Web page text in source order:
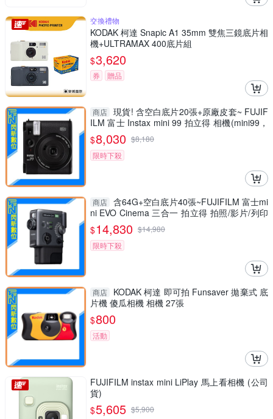
交換禮物
KODAK 柯達 Snapic A1 35mm 雙焦三鏡底片相
機+ULTRAMAX 400底片組
$3,620
券 贈品
商店 現貨! 含空白底片20張+原廠皮套~ FUJIF
ILM 富士 Instax mini 99 拍立得 相機(mini99，
公司貨)
$8,030 $8,180
限時下殺
商店 含64G+空白底片40張~FUJIFILM 富士mi
ni EVO Cinema 三合一 拍立得 拍照/影片/列印
(公司貨)
$14,830 $14,980
限時下殺
商店
KODAK 柯達 即可拍 Funsaver 拋棄式 底
片機 傻瓜相機 相機 27張
$800
活動
FUJIFILM instax mini LiPlay 馬上看相機 (公司
貨)
$5,605 $5,900